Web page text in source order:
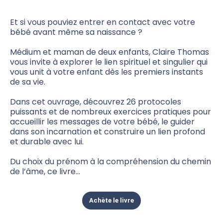
Et si vous pouviez entrer en contact avec votre
bébé avant même sa naissance ?
Médium et maman de deux enfants, Claire Thomas
vous invite à explorer le lien spirituel et singulier qui
vous unit à votre enfant dès les premiers instants
de sa vie.
Dans cet ouvrage, découvrez 26 protocoles
puissants et de nombreux exercices pratiques pour
accueillir les messages de votre bébé, le guider
dans son incarnation et construire un lien profond
et durable avec lui.
Du choix du prénom à la compréhension du chemin
de l’âme, ce livre...
Achète le livre